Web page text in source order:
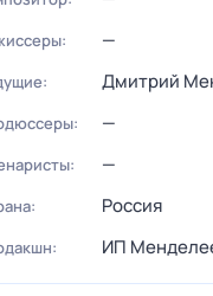
—
Дмитрий
—
—
Россия
ИП